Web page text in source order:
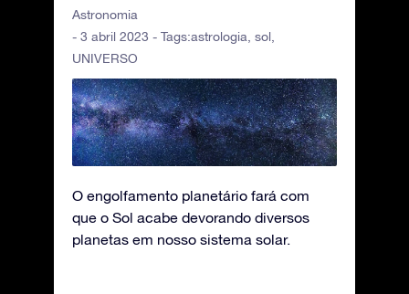
Astronomia
- 3 abril 2023 - Tags:astrologia sol
UNIVERSO
O engolfamento planetário fará com
que o Sol acabe devorando diversos
planetas em nosso sistema solar.